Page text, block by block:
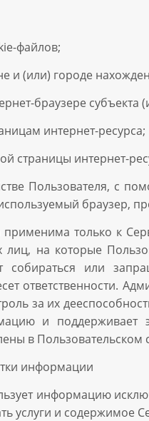
файлов;
и (или) городе
браузере субъекта
интернет-ресурса;
страницы интернет-
Пользователя, с
браузер,
только к
лиц, на которые
собираться или
ответственности.
за их
и поддерживает
в Пользовательском
информации
информацию
услуги и